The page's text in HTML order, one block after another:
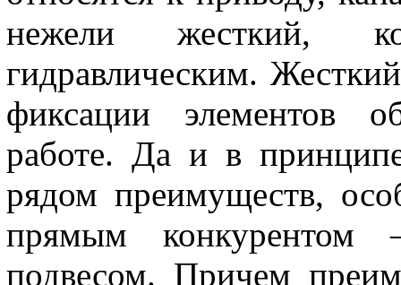
нежели жесткий,
гидравлическим.
фиксации элементов
работе. Да и в
рядом преимуществ,
прямым конкурентом
подвесом. Причем